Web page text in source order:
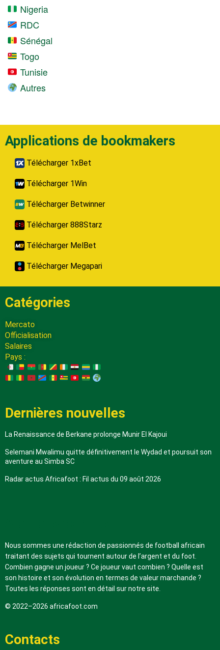
Nigeria
RDC
Sénégal
Togo
Tunisie
Autres
Applications de bookmakers
Télécharger 1xBet
Télécharger 1Win
Télécharger Betwinner
Télécharger 888Starz
Télécharger MelBet
Télécharger Megapari
Catégories
Mercato
Officialisation
Salaires
Pays :
Dernières nouvelles
La Renaissance de Berkane prolonge Munir El Kajoui
Selemani Mwalimu quitte définitivement le Wydad et poursuit son
aventure au Simba SC
Radar actus Africafoot : Fil actus du 09 août 2026
Nous sommes une rédaction de passionnés de football africain
traitant des sujets qui tournent autour de l’argent et du foot.
Combien gagne un joueur ? Ce joueur vaut combien ? Quelle est
son histoire et son évolution en termes de valeur marchande ?
Toutes les réponses sont en détail sur notre site.
© 2022–2026 africafoot.com
Contacts